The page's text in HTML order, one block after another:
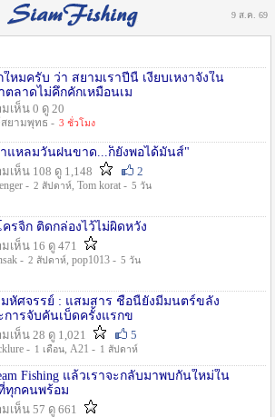
9 ส.ค. 69
ใหมครับ ว่า สยามเราปีนี้ เงียบเหงาจังใน
ตลาดไม่คึกคักเหมือนเม
เห็น 0 ดู 20
ยามพุทธ - 3 ชั่วโมง
แหลมวันฝนขาด...ก็ยังพอได้มันส์"
เห็น 108 ดู 1,148
2
- 2 สัปดาห์, Tom korat - 5 วัน
ครจิ้ก ติดกล่องไว้ไม่ผิดหวัง
เห็น 16 ดู 471
- 2 สัปดาห์, pop1013 - 5 วัน
มหัศจรรย์ : แสมสาร ชื่อนี้ยังมีมนตร์ขลัง
การจับคันเบ็ดครั้งแรกข
เห็น 28 ดู 1,021
5
- 1 เดือน, A21 - 1 สัปดาห์
Fishing แล้วเราจะกลับมาพบกันใหม่ใน
ทุกคนพร้อม
เห็น 57 ดู 661